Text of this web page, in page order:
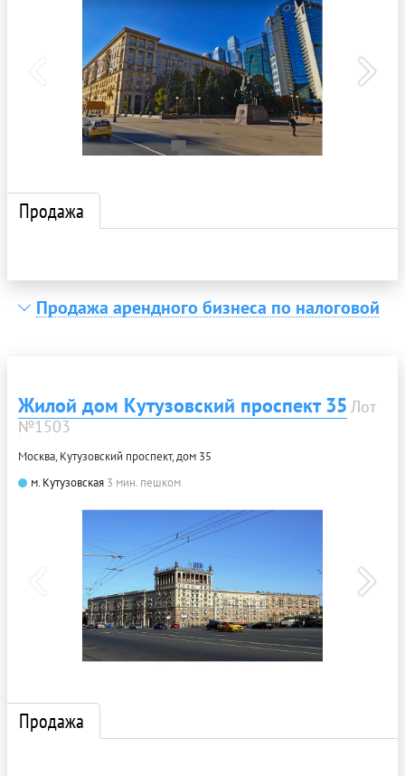
Продажа
Продажа арендного бизнеса по налоговой
Жилой дом Кутузовский проспект 35 Лот
№1503
Москва, Кутузовский проспект, дом 35
м. Кутузовская 3 мин. пешком
Продажа